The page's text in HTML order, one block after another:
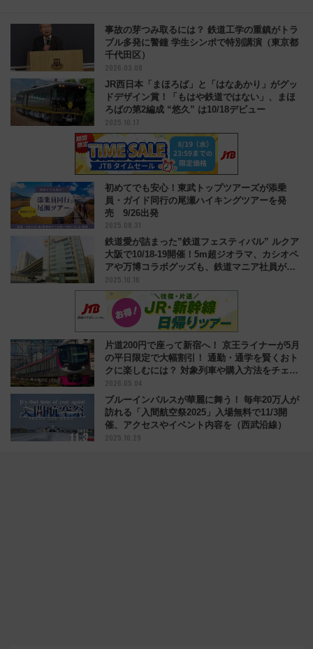
事故の芽つみ取るには？ 鉄道工学の重鎮がトラ
ブル多発に警鐘 学生シンポで特別講演（東京都
千代田区）
2026.03.08
JR西日本「まほろば」と「はなあかり」がグッ
ドデザイン賞！「もはや鉄道ではない」、まほ
ろばの第2編成 “悠久” は10/18デビュー
2025.10.17
初めてでも安心！東武トップツアーズが添乗
員・ガイド同行の尾瀬ハイキングツアーを発
売 9/26出発
2025.08.31
鉄道愛が詰まった”鉄道フェスティバル” ルクア
大阪で10/18-19開催！5m超ジオラマ、カシオペ
アや万博コラボグッズも、鉄道マニア社員が企
画
2025.10.16
片道200円で座って新宿へ！ 京王ライナーが5月
の平日限定で大幅割引！ 通勤・通学を賢くおト
クに楽しむには？ 対象列車や購入方法をチェッ
ク
2026.05.04
ブルーインパルスが華麗に舞う！ 毎年20万人が
訪れる「入間航空祭2025」入場無料で11/3開
催、アクセスやイベント内容を（西武沿線）
2025.10.29